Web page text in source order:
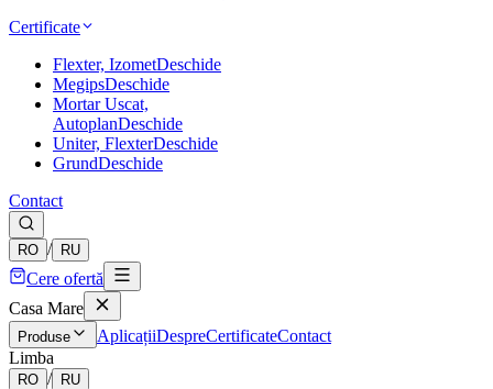
Certificate
Flexter, IzometDeschide
MegipsDeschide
Mortar Uscat,
AutoplanDeschide
Uniter, FlexterDeschide
GrundDeschide
Contact
RO / RU
Cere ofertă
Casa Mare
Produse AplicațiiDespreCertificateContact
Limba
RO / RU